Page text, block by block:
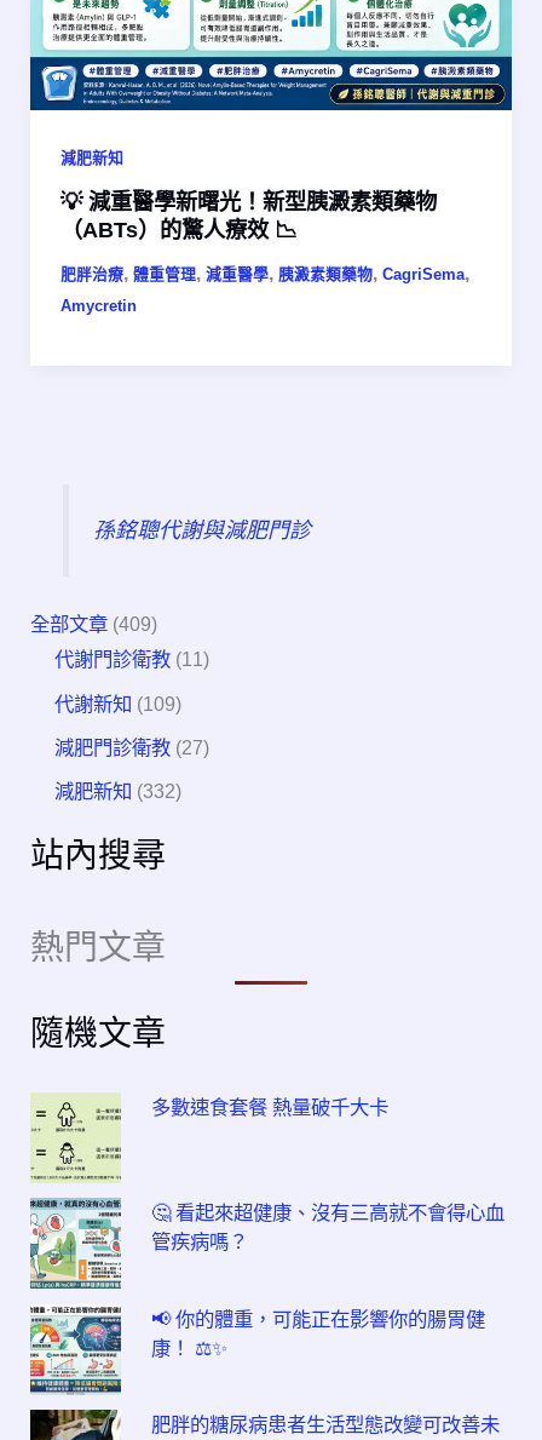
減肥新知
💡 減重醫學新曙光！新型胰澱素類藥物
（ABTs）的驚人療效 📉
肥胖治療, 體重管理, 減重醫學, 胰澱素類藥物, CagriSema,
Amycretin
孫銘聰代謝與減肥門診
全部文章 (409)
代謝門診衛教 (11)
代謝新知 (109)
減肥門診衛教 (27)
減肥新知 (332)
站內搜尋
熱門文章
隨機文章
多數速食套餐 熱量破千大卡
🤔 看起來超健康、沒有三高就不會得心血
管疾病嗎？
📢 你的體重，可能正在影響你的腸胃健
康！ ⚖️✨
肥胖的糖尿病患者生活型態改變可改善未